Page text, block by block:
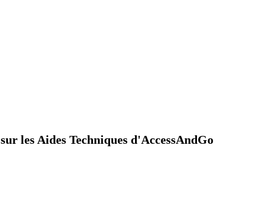
sur les Aides Techniques d'AccessAndGo